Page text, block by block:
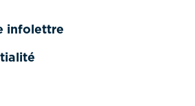
infolettre